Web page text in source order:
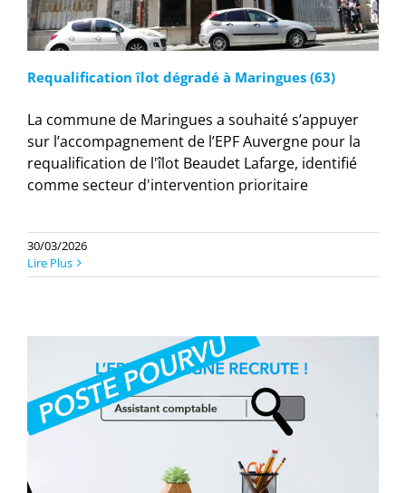
Requalification îlot dégradé à Maringues (63)
La commune de Maringues a souhaité s’appuyer
sur l’accompagnement de l’EPF Auvergne pour la
requalification de l'îlot Beaudet Lafarge, identifié
comme secteur d'intervention prioritaire
30/03/2026
Lire Plus